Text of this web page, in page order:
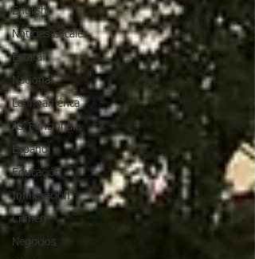
English
Noticias Locales
Estatal
Nacional
Latinoamérica
Así Funciona...
Español
Educación
Inmigración
Crimen
Negocios